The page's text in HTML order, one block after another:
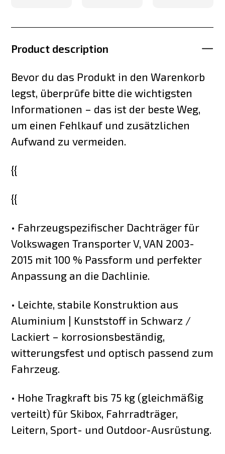
Product description
Bevor du das Produkt in den Warenkorb
legst, überprüfe bitte die wichtigsten
Informationen – das ist der beste Weg,
um einen Fehlkauf und zusätzlichen
Aufwand zu vermeiden.
{{
{{
• Fahrzeugspezifischer Dachträger für
Volkswagen Transporter V, VAN 2003-
2015 mit 100 % Passform und perfekter
Anpassung an die Dachlinie.
• Leichte, stabile Konstruktion aus
Aluminium | Kunststoff in Schwarz /
Lackiert – korrosionsbeständig,
witterungsfest und optisch passend zum
Fahrzeug.
• Hohe Tragkraft bis 75 kg (gleichmäßig
verteilt) für Skibox, Fahrradträger,
Leitern, Sport- und Outdoor-Ausrüstung.